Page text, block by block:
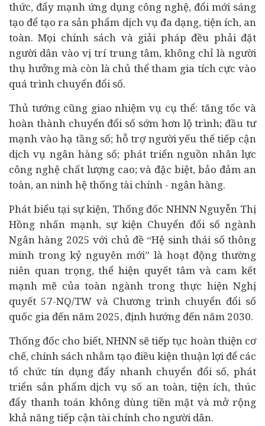
thức, đẩy mạnh ứng dụng công nghệ, đổi mới sáng
tạo để tạo ra sản phẩm dịch vụ đa dạng, tiện ích, an
toàn. Mọi chính sách và giải pháp đều phải đặt
người dân vào vị trí trung tâm, không chỉ là người
thụ hưởng mà còn là chủ thể tham gia tích cực vào
quá trình chuyển đổi số.
Thủ tướng cũng giao nhiệm vụ cụ thể: tăng tốc và
hoàn thành chuyển đổi số sớm hơn lộ trình; đầu tư
mạnh vào hạ tầng số; hỗ trợ người yếu thế tiếp cận
dịch vụ ngân hàng số; phát triển nguồn nhân lực
công nghệ chất lượng cao; và đặc biệt, bảo đảm an
toàn, an ninh hệ thống tài chính - ngân hàng.
Phát biểu tại sự kiện, Thống đốc NHNN Nguyễn Thị
Hồng nhấn mạnh, sự kiện Chuyển đổi số ngành
Ngân hàng 2025 với chủ đề “Hệ sinh thái số thông
minh trong kỷ nguyên mới” là hoạt động thường
niên quan trọng, thể hiện quyết tâm và cam kết
mạnh mẽ của toàn ngành trong thực hiện Nghị
quyết 57-NQ/TW và Chương trình chuyển đổi số
quốc gia đến năm 2025, định hướng đến năm 2030.
Thống đốc cho biết, NHNN sẽ tiếp tục hoàn thiện cơ
chế, chính sách nhằm tạo điều kiện thuận lợi để các
tổ chức tín dụng đẩy nhanh chuyển đổi số, phát
triển sản phẩm dịch vụ số an toàn, tiện ích, thúc
đẩy thanh toán không dùng tiền mặt và mở rộng
khả năng tiếp cận tài chính cho người dân.